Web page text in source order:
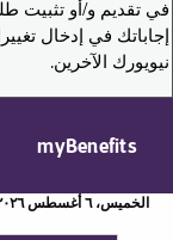
في تقديم و/أو تثبيت
إجاباتك في إدخال
نيويورك الآخرين.
myBenefits
الخميس، ٦ أغسطس ٢٠٢٦